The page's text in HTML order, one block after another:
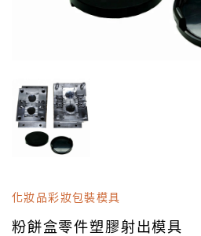
化妝品彩妝包裝模具
粉餅盒零件塑膠射出模具